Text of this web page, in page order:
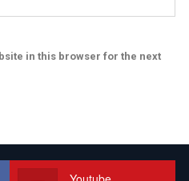
in this browser for the next